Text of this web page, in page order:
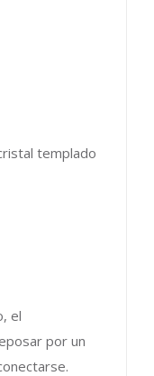
templado
el
por un